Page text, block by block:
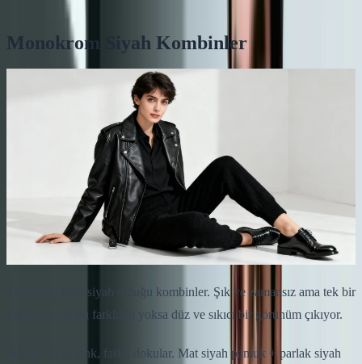
Monokrom Siyah Kombinler
Tüm parçaların siyah olduğu kombinler. Şık ve zamansız ama tek bir
tuzağı var: doku farklılığı yoksa düz ve sıkıcı bir görünüm çıkıyor.
Sırrı şu: aynı renk, farklı dokular. Mat siyah pamuk + parlak siyah